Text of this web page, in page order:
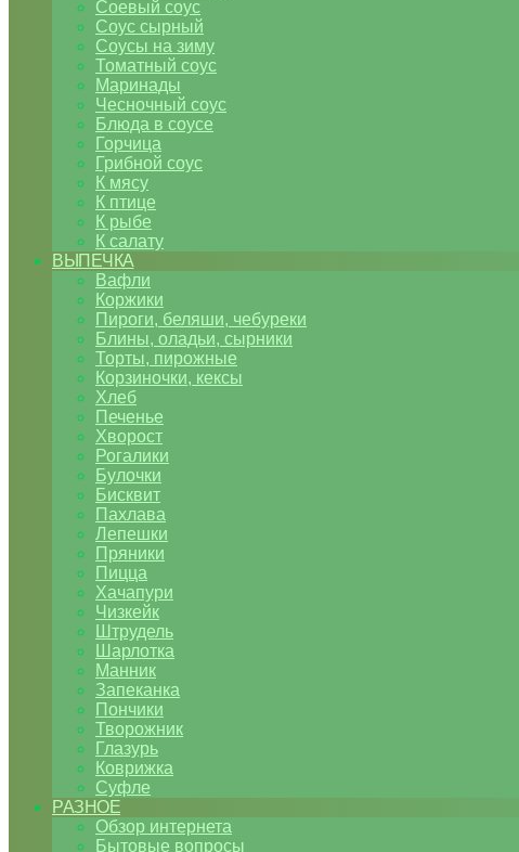
Соевый соус
Соус сырный
Соусы на зиму
Томатный соус
Маринады
Чесночный соус
Блюда в соусе
Горчица
Грибной соус
К мясу
К птице
К рыбе
К салату
ВЫПЕЧКА
Вафли
Коржики
Пироги, беляши, чебуреки
Блины, оладьи, сырники
Торты, пирожные
Корзиночки, кексы
Хлеб
Печенье
Хворост
Рогалики
Булочки
Бисквит
Пахлава
Лепешки
Пряники
Пицца
Хачапури
Чизкейк
Штрудель
Шарлотка
Манник
Запеканка
Пончики
Творожник
Глазурь
Коврижка
Суфле
РАЗНОЕ
Обзор интернета
Бытовые вопросы